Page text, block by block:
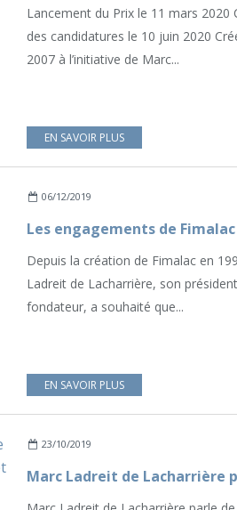
Lancement du Prix le 11 mars 2020
des candidatures le 10 juin 2020
2007 à l’initiative de Marc...
EN SAVOIR PLUS
06/12/2019
Les engagements de Fimalac
Depuis la création de Fimalac en
Ladreit de Lacharrière, son
fondateur, a souhaité que...
EN SAVOIR PLUS
23/10/2019